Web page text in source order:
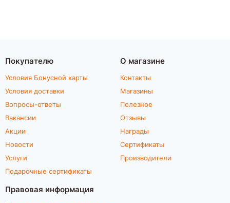
Покупателю
Условия Бонусной карты
Условия доставки
Вопросы-ответы
Вакансии
Акции
Новости
Услуги
Подарочные сертификаты
О магазине
Контакты
Магазины
Полезное
Отзывы
Награды
Сертификаты
Производители
Правовая информация